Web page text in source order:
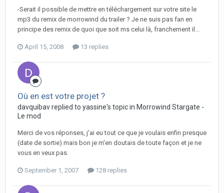
-Serait il possible de mettre en téléchargement sur votre site le
mp3 du remix de morrowind du trailer ? Je ne suis pas fan en
principe des remix de quoi que soit ms celui là, franchement il...
April 15, 2008 13 replies
Où en est votre projet ?
davquibav replied to yassine's topic in Morrowind Stargate -
Le mod
Merci de vos réponses, j'ai eu tout ce que je voulais enfin presque
(date de sortie) mais bon je m'en doutais de toute façon et je ne
vous en veux pas.
September 1, 2007 128 replies